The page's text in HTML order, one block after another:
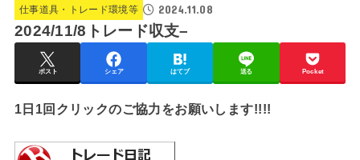
仕事道具・トレード環境等 2024.11.08
2024/11/8トレード収支–
ポスト シェア はてブ 送る Pocket
1日1回クリックのご協力をお願いします!!!!